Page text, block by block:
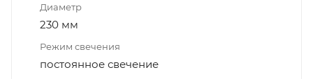
Диаметр
230 мм
Режим свечения
постоянное свечение